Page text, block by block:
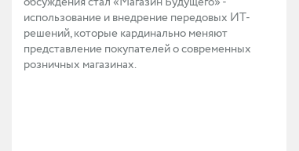
использование и внедрение передовых ИТ-
решений, которые кардинально меняют
представление покупателей о современных
розничных магазинах.